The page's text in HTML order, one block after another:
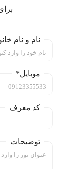
نام و نام
موبایل*
کد معرف
توضیحات